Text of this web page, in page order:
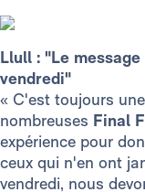
Llull : "Le
vendredi"
« C'est toujours
nombreuses Final
expérience pour
ceux qui n'en ont
vendredi, nous